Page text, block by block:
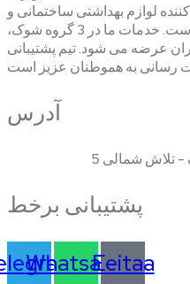
تولیدکننده لوازم بهداشتی ساختمانی و
تاسیسات ساختمانی در بازار ایران است. خدمات ما در 3 گروه شوک،
عرضه می شود. تیم پشتیبانی
آدرس
شمالی 5
پشتیبانی برخط
Whatsapp
Eeitaa